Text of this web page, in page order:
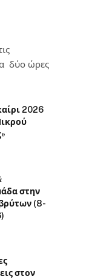
δύο ώρες
2026
στην
(8-
στον